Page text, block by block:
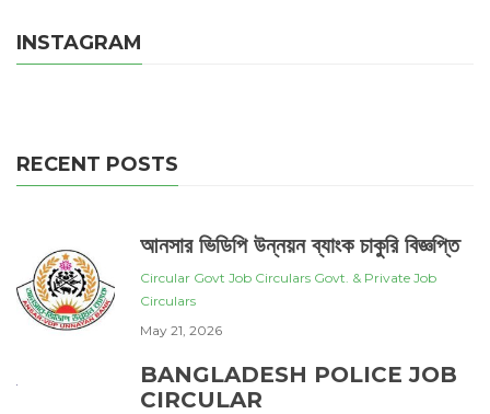
INSTAGRAM
RECENT POSTS
আনসার ভিডিপি উন্নয়ন ব্যাংক চাকুরি বিজ্ঞপ্তি
Circular Govt Job Circulars Govt. & Private Job
Circulars
May 21, 2026
BANGLADESH POLICE JOB
CIRCULAR